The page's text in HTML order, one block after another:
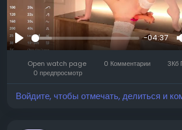
Воспроизвести
-04:37
Open watch page 0 Комментарии 3Кб
0 предпросмотр
Войдите, чтобы отмечать, делиться и